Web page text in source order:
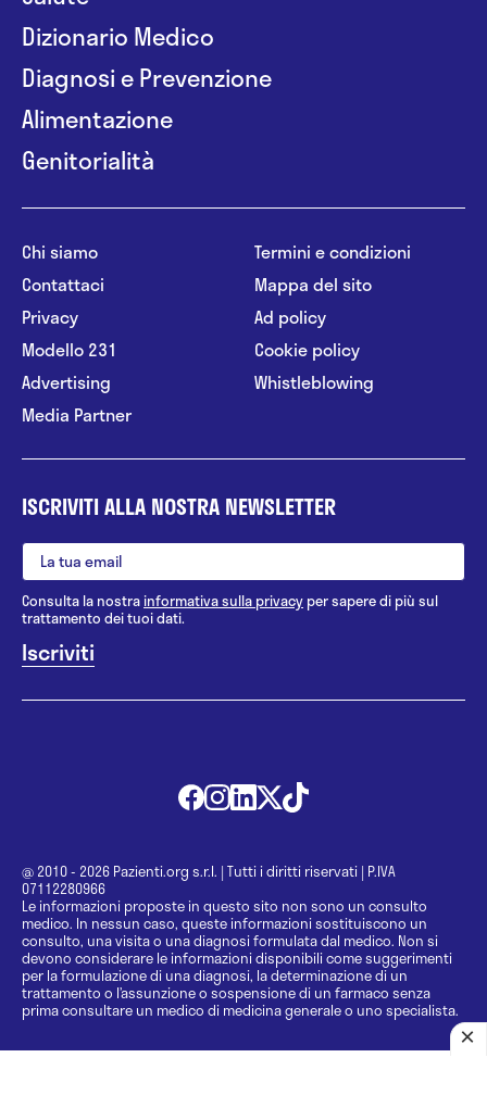
Dizionario Medico
Diagnosi e Prevenzione
Alimentazione
Genitorialità
Chi siamo
Contattaci
Privacy
Modello 231
Advertising
Media Partner
Termini e condizioni
Mappa del sito
Ad policy
Cookie policy
Whistleblowing
ISCRIVITI ALLA NOSTRA NEWSLETTER
Consulta la nostrainformativa sulla privacy per sapere di più sul
trattamento dei tuoi dati.
@ 2010 - 2026 Pazienti.org s.r.l. | Tutti i diritti riservati | P.IVA
07112280966
Le informazioni proposte in questo sito non sono un consulto
medico. In nessun caso, queste informazioni sostituiscono un
consulto, una visita o una diagnosi formulata dal medico. Non si
devono considerare le informazioni disponibili come suggerimenti
per la formulazione di una diagnosi, la determinazione di un
trattamento o l’assunzione o sospensione di un farmaco senza
prima consultare un medico di medicina generale o uno specialista.